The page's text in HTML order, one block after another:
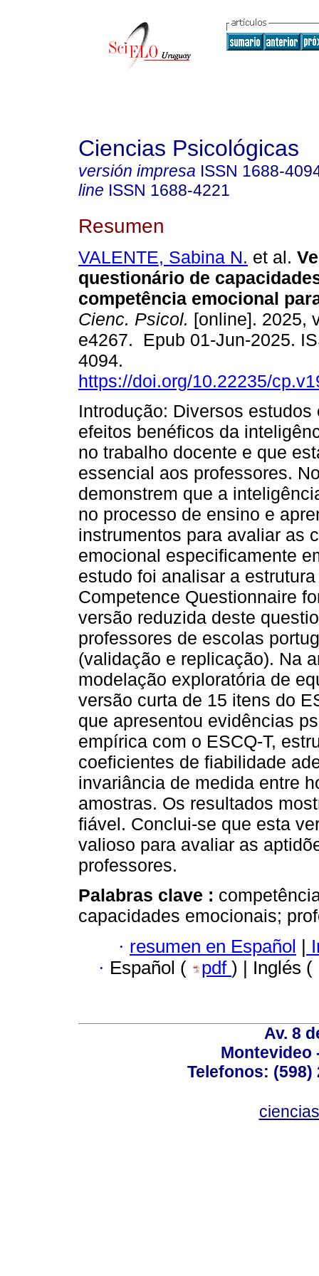
Ciencias Psicológicas
versión impresa ISSN 1688-
line ISSN 1688-4221
Resumen
VALENTE, Sabina N. et al.
questionário de
competência emocional
Cienc. Psicol. [online]. 2025,
e4267. Epub 01-Jun-2025.
4094.
https://doi.org/10.22235/
Introdução: Diversos estudos
efeitos benéficos da
no trabalho docente e que
essencial aos professores.
demonstrem que a
no processo de ensino e
instrumentos para avaliar as
emocional especificamente
estudo foi analisar a
Competence Questionnaire
versão reduzida deste
professores de escolas
(validação e replicação). Na
modelação exploratória de
versão curta de 15 itens do
que apresentou evidências
empírica com o ESCQ-T,
coeficientes de fiabilidade
invariância de medida entre
amostras. Os resultados
fiável. Conclui-se que esta
valioso para avaliar as
professores.
Palabras clave :
capacidades emocionais;
· resumen en Español |
· Español ( pdf ) | Inglés (
Av. 8
Montevideo
Telefonos: (598)